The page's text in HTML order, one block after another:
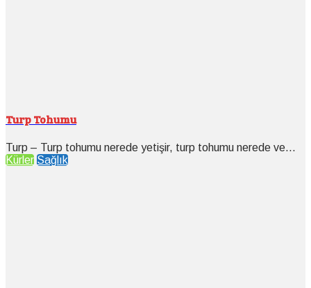
Turp Tohumu
Turp – Turp tohumu nerede yetişir, turp tohumu nerede ve...
Kürler Sağlık